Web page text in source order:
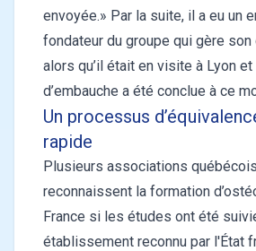
envoyée.» Par la suite, il a eu un
fondateur du groupe qui gère
alors qu’il était en visite à Lyon
d’embauche a été conclue à ce
Un processus
rapide
Plusieurs associations
reconnaissent la formation
France si les études ont été
établissement reconnu par l'État